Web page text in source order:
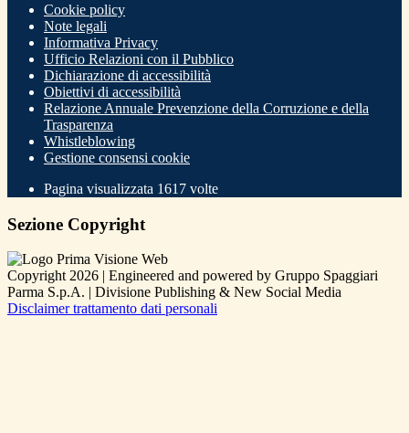
Cookie policy
Note legali
Informativa Privacy
Ufficio Relazioni con il Pubblico
Dichiarazione di accessibilità
Obiettivi di accessibilità
Relazione Annuale Prevenzione della Corruzione e della
Trasparenza
Whistleblowing
Gestione consensi cookie
Pagina visualizzata 1617 volte
Sezione Copyright
Copyright 2026 | Engineered and powered by Gruppo Spaggiari
Parma S.p.A. | Divisione Publishing & New Social Media
Disclaimer trattamento dati personali